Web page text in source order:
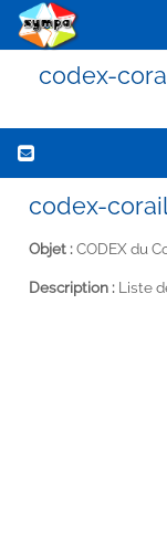
codex-
codex-
Objet :CODEX du
Description : Liste